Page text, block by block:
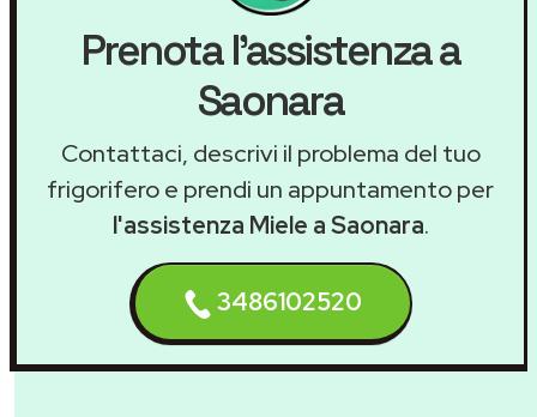
Prenota l'assistenza a
Saonara
Contattaci, descrivi il problema del tuo
frigorifero e prendi un appuntamento per
l'assistenza Miele a Saonara.
3486102520